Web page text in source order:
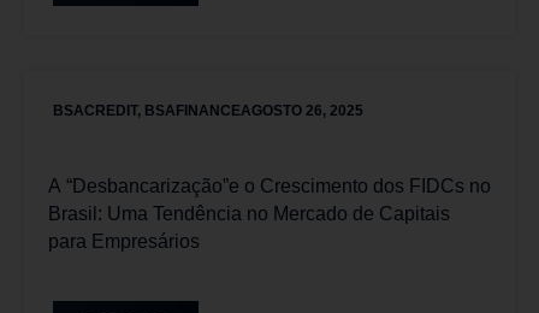
BSACREDIT, BSAFINANCEAGOSTO 26, 2025
A “Desbancarização”e o Crescimento dos FIDCs no
Brasil: Uma Tendência no Mercado de Capitais
para Empresários